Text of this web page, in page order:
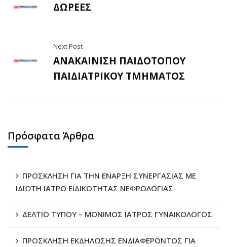
ΔΩΡΕΕΣ
Next Post
ΑΝΑΚΑΙΝΙΣΗ ΠΑΙΔΟΤΟΠΟΥ
ΠΑΙΔΙΑΤΡΙΚΟΥ ΤΜΗΜΑΤΟΣ
Πρόσφατα Άρθρα
ΠΡΟΣΚΛΗΣΗ ΓΙΑ ΤΗΝ ΕΝΑΡΞΗ ΣΥΝΕΡΓΑΣΙΑΣ ΜΕ
ΙΔΙΩΤΗ ΙΑΤΡΟ ΕΙΔΙΚΟΤΗΤΑΣ ΝΕΦΡΟΛΟΓΙΑΣ
ΔΕΛΤΙΟ ΤΥΠΟΥ – ΜΟΝΙΜΟΣ ΙΑΤΡΟΣ ΓΥΝΑΙΚΟΛΟΓΟΣ
ΠΡΟΣΚΛΗΣΗ ΕΚΔΗΛΩΣΗΣ ΕΝΔΙΑΦΕΡΟΝΤΟΣ ΓΙΑ